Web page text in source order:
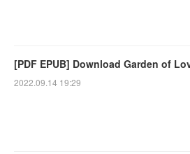
[PDF EPUB] Download Garden of
2022.09.14 19:29